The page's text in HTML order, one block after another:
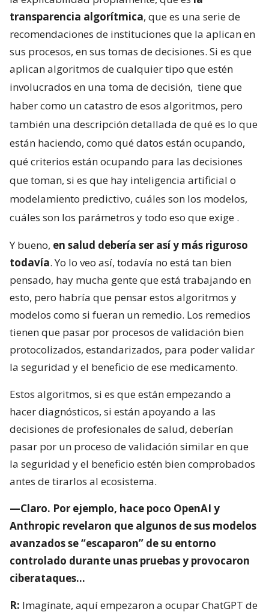
transparencia algorítmica, que es una serie de
recomendaciones de instituciones que la aplican en
sus procesos, en sus tomas de decisiones. Si es que
aplican algoritmos de cualquier tipo que estén
involucrados en una toma de decisión, tiene que
haber como un catastro de esos algoritmos, pero
también una descripción detallada de qué es lo que
están haciendo, como qué datos están ocupando,
qué criterios están ocupando para las decisiones
que toman, si es que hay inteligencia artificial o
modelamiento predictivo, cuáles son los modelos,
cuáles son los parámetros y todo eso que exige .
Y bueno, en salud debería ser así y más riguroso
todavía. Yo lo veo así, todavía no está tan bien
pensado, hay mucha gente que está trabajando en
esto, pero habría que pensar estos algoritmos y
modelos como si fueran un remedio. Los remedios
tienen que pasar por procesos de validación bien
protocolizados, estandarizados, para poder validar
la seguridad y el beneficio de ese medicamento.
Estos algoritmos, si es que están empezando a
hacer diagnósticos, si están apoyando a las
decisiones de profesionales de salud, deberían
pasar por un proceso de validación similar en que
la seguridad y el beneficio estén bien comprobados
antes de tirarlos al ecosistema.
—Claro. Por ejemplo, hace poco OpenAI y
Anthropic revelaron que algunos de sus modelos
avanzados se “escaparon” de su entorno
controlado durante unas pruebas y provocaron
ciberataques…
R: Imagínate, aquí empezaron a ocupar ChatGPT de